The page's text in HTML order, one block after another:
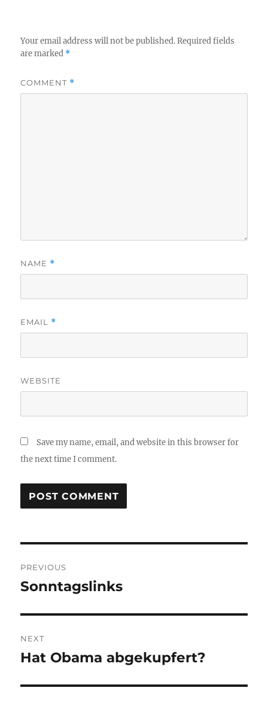
Your email address will not be published. Required fields
are marked *
COMMENT *
NAME *
EMAIL *
WEBSITE
Save my name, email, and website in this browser for
the next time I comment.
navigation
PREVIOUS
Previous
Sonntagslinks
NEXT
Next
Hat Obama abgekupfert?